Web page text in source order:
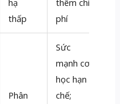
thấp
phí
Phân
Sức
mạnh cơ
học hạn
chế;